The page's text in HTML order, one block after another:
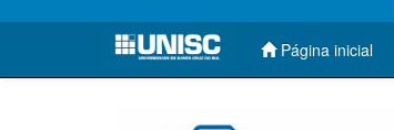
Skip
Página inicial